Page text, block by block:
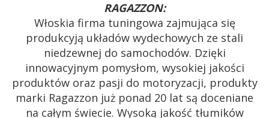
RAGAZZON:
Włoskia firma tuningowa zajmująca się
produkcyją układów wydechowych ze stali
niedzewnej do samochodów. Dzięki
innowacyjnym pomysłom, wysokiej jakości
produktów oraz pasji do motoryzacji, produkty
marki Ragazzon już ponad 20 lat są doceniane
na całym świecie. Wysoką jakość tłumików